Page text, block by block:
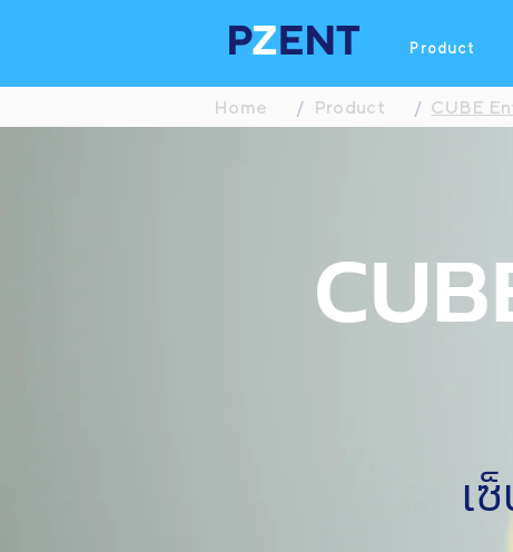
Product
Home / Product / CUBE
เ